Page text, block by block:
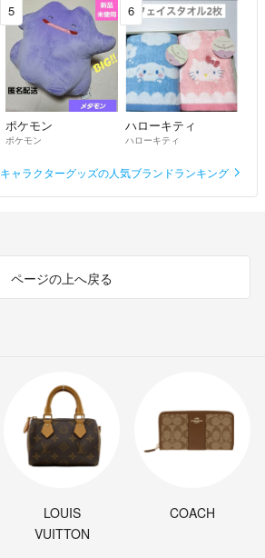
5
ポケモン
ポケモン
6
ハローキティ
ハローキティ
キャラクターグッズの人気ブランドランキング
ページの上へ戻る
LOUIS
VUITTON
COACH